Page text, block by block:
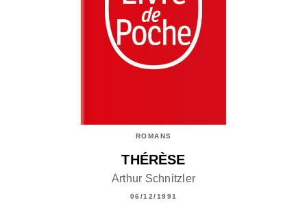
ROMANS
THÉRÈSE
Arthur Schnitzler
06/12/1991